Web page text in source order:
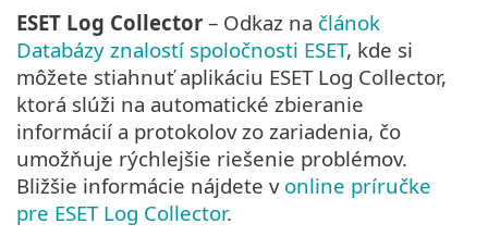
ESET Log Collector – Odkaz na článok
Databázy znalostí spoločnosti ESET, kde si
môžete stiahnuť aplikáciu ESET Log Collector,
ktorá slúži na automatické zbieranie
informácií a protokolov zo zariadenia, čo
umožňuje rýchlejšie riešenie problémov.
Bližšie informácie nájdete v online príručke
pre ESET Log Collector.